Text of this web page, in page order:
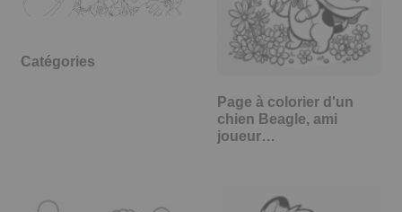
Catégories
Page à colorier d'un
chien Beagle, ami
joueur…